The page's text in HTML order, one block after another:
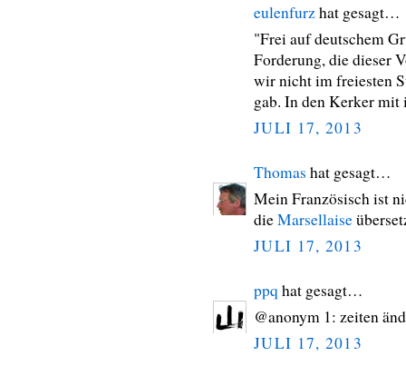
eulenfurzhat gesagt…
"Frei auf deutschem
Forderung, die dieser
wir nicht im freiesten
gab. In den Kerker mit
JULI 17, 2013
Thomas hat gesagt…
Mein Französisch ist
dieMarsellaise
JULI 17, 2013
ppq hat gesagt…
@anonym 1: zeiten
JULI 17, 2013